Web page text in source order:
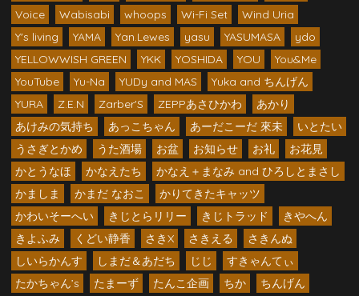
Voice
Wabisabi whoops Wi-Fi Set
Wind Uria
Y's living
YAMA Yan.Lewes yasu YASUMASA
ydo
YELLOWWISH GREEN
YKK YOSHIDA YOU
You&Me
YouTube
Yu-Na YUDy and MAS
Yuka and ちんげん
YURA
Z.E.N Zarber'S ZEPPあさひかわ
あかり
あけみの気持ち
あっこちゃん あーだこーだ 來未
いとたい
うさぎとかめ
うた酒場 お盆 お知らせ お礼
お花見
かとうなほ
かなえたち
かなえ＋まなみ and ひろしとまさし
かましま
かまだ なおこ
かりてきたキャッツ
かわいそーへい
きじとらリリー きじトラッド
きやへん
きよふみ
くどい静香 さきX さきえる
さきんぬ
しいらかんす
しまだ＆あだち じじ
すきゃんてぃ
たかちゃん’s
たまーず たんこ企画 ちか ちんげん